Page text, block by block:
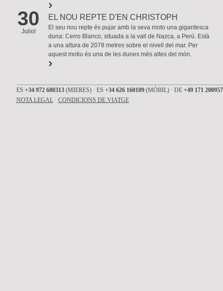
30
Juliol
EL NOU REPTE D'EN CHRISTOPH
El seu nou repte és pujar amb la seva moto una gigantesca
duna: Cerro Blanco, situada a la vall de Nazca, a Perú. Està
a una altura de 2078 metres sobre el nivell del mar. Per
aquest motiu és una de les dunes més altes del món.
ES +34 972 680313(MIERES) · ES +34 626 160109(MÒBIL) · DE +49 171
NOTA LEGAL· CONDICIONS DE VIATGE